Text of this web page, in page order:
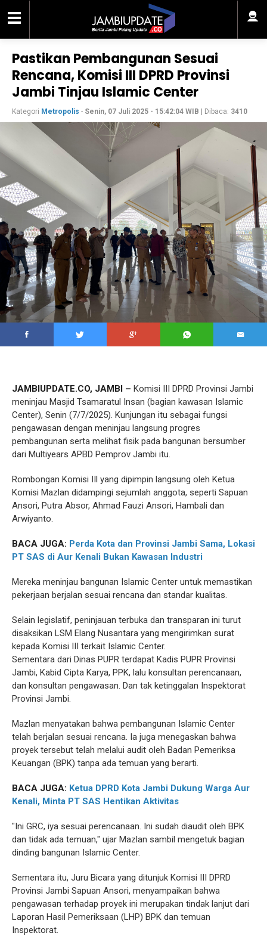
Pastikan Pembangunan Sesuai
Rencana, Komisi III DPRD Provinsi
Jambi Tinjau Islamic Center
Kategori Metropolis - Senin, 07 Juli 2025 - 15:42:04 WIB | Dibaca: 3410
JAMBIUPDATE.CO, JAMBI – Komisi III DPRD Provinsi Jambi
meninjau Masjid Tsamaratul Insan (bagian kawasan Islamic
Center), Senin (7/7/2025). Kunjungan itu sebagai fungsi
pengawasan dengan meninjau langsung progres
pembangunan serta melihat fisik pada bangunan bersumber
dari Multiyears APBD Pemprov Jambi itu.
Rombongan Komisi IIl yang dipimpin langsung oleh Ketua
Komisi Mazlan didampingi sejumlah anggota, seperti Sapuan
Ansori, Putra Absor, Ahmad Fauzi Ansori, Hambali dan
Arwiyanto.
BACA JUGA: Perda Kota dan Provinsi Jambi Sama, Lokasi
PT SAS di Aur Kenali Bukan Kawasan Industri
Mereka meninjau bangunan Islamic Center untuk memastikan
pekerjaan berjalan sesuai rencana dan standar kualitas.
Selain legislatif, peninjauan terbuka dan transparan ini turut
disaksikan LSM Elang Nusantara yang mengirimkan surat
kepada Komisi III terkait Islamic Center.
Sementara dari Dinas PUPR terdapat Kadis PUPR Provinsi
Jambi, Kabid Cipta Karya, PPK, lalu konsultan perencanaan,
dan konsultan pengawasan. Dan tak ketinggalan Inspektorat
Provinsi Jambi.
Mazlan menyatakan bahwa pembangunan Islamic Center
telah berjalan sesuai rencana. Ia juga menegaskan bahwa
proyek tersebut telah melalui audit oleh Badan Pemeriksa
Keuangan (BPK) tanpa ada temuan yang berarti.
BACA JUGA: Ketua DPRD Kota Jambi Dukung Warga Aur
Kenali, Minta PT SAS Hentikan Aktivitas
"Ini GRC, iya sesuai perencanaan. Ini sudah diaudit oleh BPK
dan tidak ada temuan," ujar Mazlan sambil mengetuk bagian
dinding bangunan Islamic Center.
Sementara itu, Juru Bicara yang ditunjuk Komisi III DPRD
Provinsi Jambi Sapuan Ansori, menyampaikan bahwa
pengawasan terhadap proyek ini merupakan tindak lanjut dari
Laporan Hasil Pemeriksaan (LHP) BPK dan temuan
Inspektorat.